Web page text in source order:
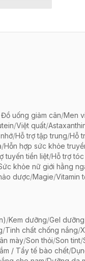
Đồ uống giảm cân/Men
/Việt quất/
/Hỗ trợ tập trung/Hỗ
/Hỗn hợp sức khỏe
tuyến tiền liệt/Hỗ trợ
khỏe nữ giới hằng
dược/Magie/Vitamin
/Kem dưỡng/Gel
/Tinh chất chống nắng/
mày/Son thỏi/Son tint/
/ Tẩy tế bào chết/